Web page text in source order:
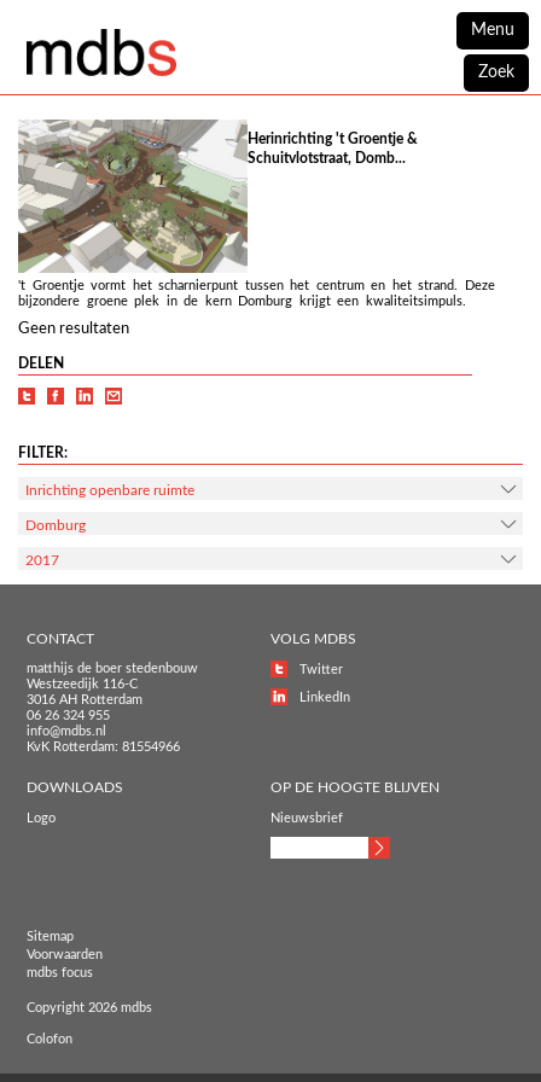
Menu
Zoek
Herinrichting 't Groentje &
Schuitvlotstraat, Domb...
't Groentje vormt het scharnierpunt tussen het centrum en het strand. Deze
bijzondere groene plek in de kern Domburg krijgt een kwaliteitsimpuls.
Geen resultaten
DELEN
FILTER:
Inrichting openbare ruimte
Domburg
2017
CONTACT
matthijs de boer stedenbouw
Westzeedijk 116-C
3016 AH Rotterdam
06 26 324 955
info@mdbs.nl
KvK Rotterdam: 81554966
VOLG MDBS
Twitter
LinkedIn
DOWNLOADS
Logo
OP DE HOOGTE BLIJVEN
Nieuwsbrief
Sitemap
Voorwaarden
mdbs focus
Copyright 2026 mdbs
Colofon